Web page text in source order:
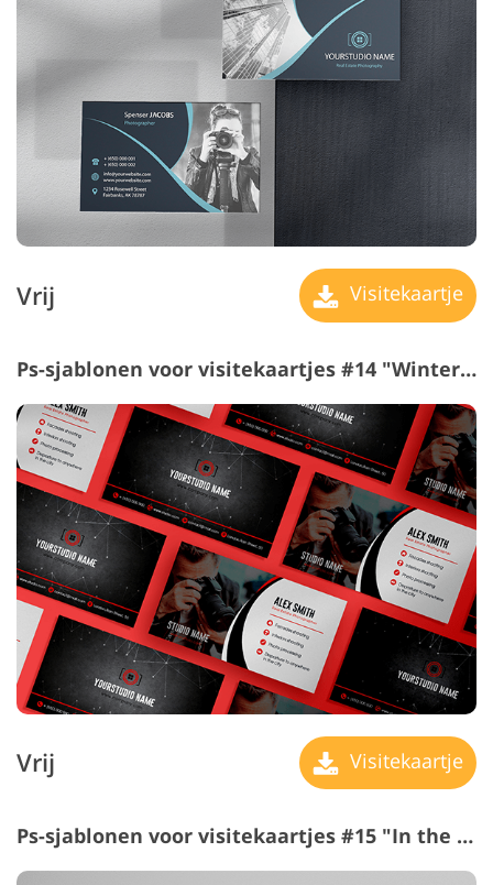
Vrij Visitekaartje
Ps-sjablonen voor visitekaartjes #14 "Winter Mood"
Vrij Visitekaartje
Ps-sjablonen voor visitekaartjes #15 "In the Focus"